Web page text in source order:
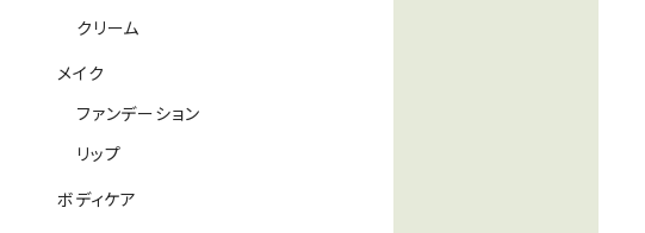
クリーム
メイク
ファンデーション
リップ
ボディケア